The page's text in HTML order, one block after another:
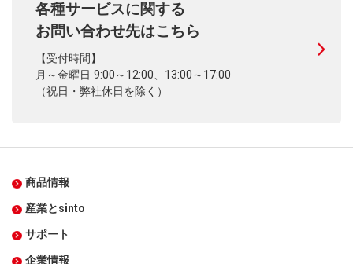
各種サービスに関する
お問い合わせ先はこちら
【受付時間】
月～金曜日 9:00～12:00、13:00～17:00
（祝日・弊社休日を除く）
商品情報
産業とsinto
サポート
企業情報